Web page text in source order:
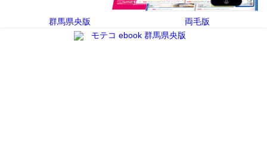
群馬県央版 両毛版